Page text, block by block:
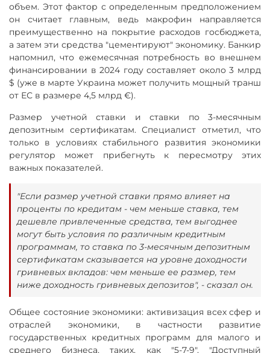
объем. Этот фактор с определенным предположением
он считает главным, ведь макрофин направляется
преимущественно на покрытие расходов госбюджета,
а затем эти средства "цементируют" экономику. Банкир
напомнил, что ежемесячная потребность во внешнем
финансировании в 2024 году составляет около 3 млрд
$ (уже в марте Украина может получить мощный транш
от ЕС в размере 4,5 млрд €).
Размер учетной ставки и ставки по 3-месячным
депозитным сертификатам. Специалист отметил, что
только в условиях стабильного развития экономики
регулятор может прибегнуть к пересмотру этих
важных показателей.
"Если размер учетной ставки прямо влияет на
проценты по кредитам - чем меньше ставка, тем
дешевле привлеченные средства, тем выгоднее
могут быть условия по различным кредитным
программам, то ставка по 3-месячным депозитным
сертификатам сказывается на уровне доходности
гривневых вкладов: чем меньше ее размер, тем
ниже доходность гривневых депозитов", - сказал он.
Общее состояние экономики: активизация всех сфер и
отраслей экономики, в частности развитие
государственных кредитных программ для малого и
среднего бизнеса, таких, как "5-7-9", "Доступный